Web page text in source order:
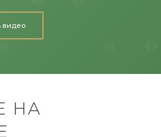
видео
НА